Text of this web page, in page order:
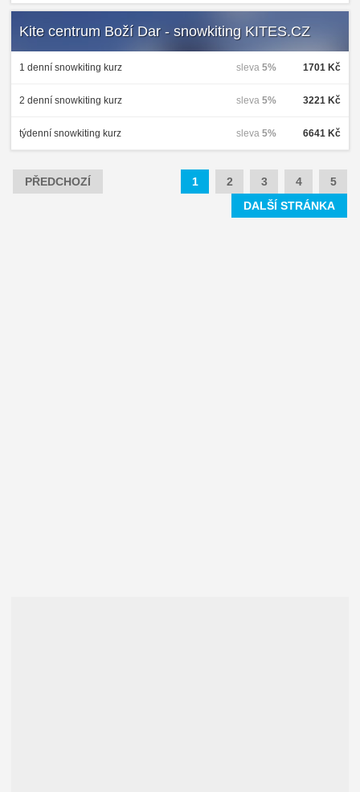
Kite centrum Boží Dar - snowkiting KITES.CZ
1 denní snowkiting kurz 1701 Kč
sleva 5%
2 denní snowkiting kurz 3221 Kč
sleva 5%
týdenní snowkiting kurz 6641 Kč
sleva 5%
PŘEDCHOZÍ 1 2 3 4
5
DALŠÍ STRÁNKA